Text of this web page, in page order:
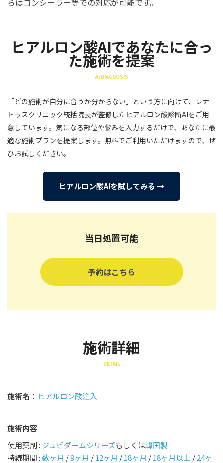
らはコンシーラー等での対応が可能です。
ヒアルロン酸AIであなたに合っ
た施術を提案
AI DIAGNOSIS
「どの施術が自分に合うか分からない」という方に向けて、レナ
トゥスクリニック統括院長が監修したヒアルロン酸診断AIをご用
意しています。気になる部位や悩みを入力するだけで、あなたに最
適な施術プランを提案します。無料でご利用いただけますので、ぜ
ひお試しください。
ヒアルロン酸AIを試してみる →
当日処置可能
予約はこちら
施術詳細
DETAIL
施術名： ヒアルロン酸注入
施術内容
使用薬剤 : ジュビダームシリーズもしくは韓国製
持続期間 :数ヶ月 /9ヶ月 /12ヶ月 /18ヶ月 /18ヶ月以上 /24ヶ